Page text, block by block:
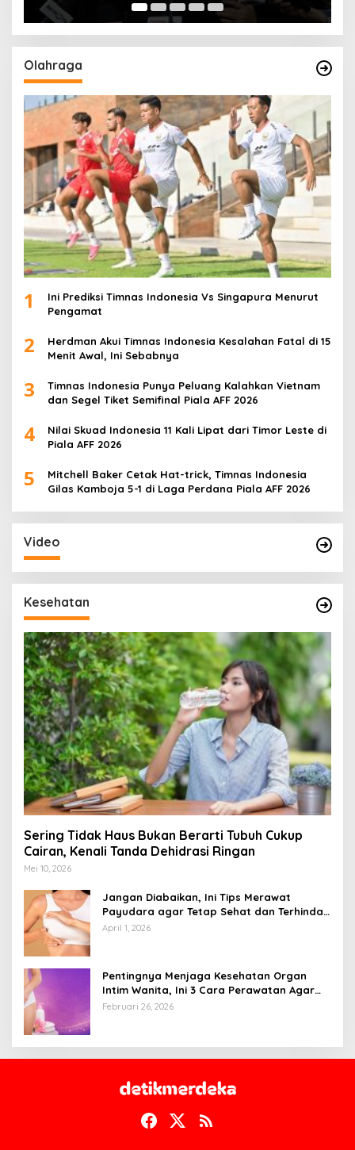
Olahraga
1
Ini Prediksi Timnas Indonesia Vs Singapura Menurut
Pengamat
2
Herdman Akui Timnas Indonesia Kesalahan Fatal di 15
Menit Awal, Ini Sebabnya
3
Timnas Indonesia Punya Peluang Kalahkan Vietnam
dan Segel Tiket Semifinal Piala AFF 2026
4
Nilai Skuad Indonesia 11 Kali Lipat dari Timor Leste di
Piala AFF 2026
5
Mitchell Baker Cetak Hat-trick, Timnas Indonesia
Gilas Kamboja 5-1 di Laga Perdana Piala AFF 2026
Video
Kesehatan
Sering Tidak Haus Bukan Berarti Tubuh Cukup
Cairan, Kenali Tanda Dehidrasi Ringan
Mei 10, 2026
Jangan Diabaikan, Ini Tips Merawat
Payudara agar Tetap Sehat dan Terhindar
dari Risiko Penyakit
April 1, 2026
Pentingnya Menjaga Kesehatan Organ
Intim Wanita, Ini 3 Cara Perawatan Agar
Tetap Bersih
Februari 26, 2026